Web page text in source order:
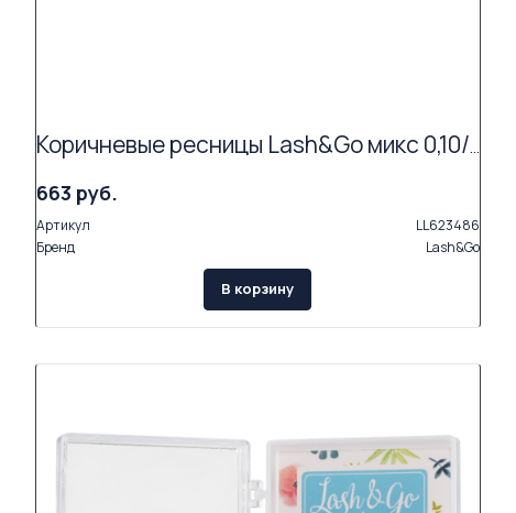
Коричневые ресницы Lash&Go микс 0,10/C/6-14 mm "Мокка" (17 линий)
663 руб.
Артикул
LL623486
Бренд
Lash&Go
В корзину